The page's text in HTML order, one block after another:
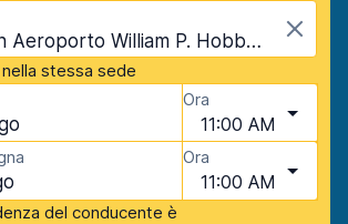
Houston Aeroporto William P. Hobby (HOU), Houston, USA - Texas
stessa sede
Ora
11:00 AM
Ora
11:00 AM
del conducente è